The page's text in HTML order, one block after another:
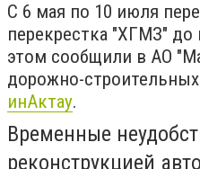
С 6 мая по 10 июля
перекрестка "ХГМЗ" до
этом сообщили в АО
дорожно-строительных
инАктау.
Временные
реконструкцией